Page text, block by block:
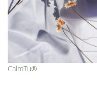
CalmTu®